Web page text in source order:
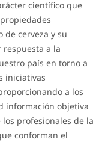
científico que
de cerveza y su
a la
país en torno a
iniciativas
a los
información objetiva
profesionales de la
conforman el